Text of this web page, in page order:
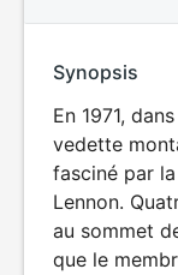
Synopsis
En 1971,
vedette
fasciné par
Lennon.
au sommet
que le